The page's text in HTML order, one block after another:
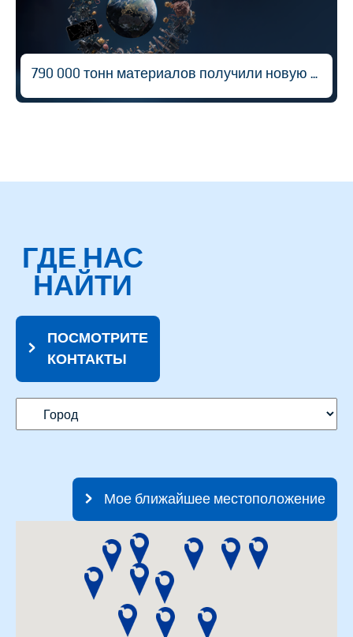
790 000 тонн материалов получили новую жизнь
ГДЕ НАС
НАЙТИ
ПОСМОТРИТЕ
КОНТАКТЫ
Мое ближайшее местоположение